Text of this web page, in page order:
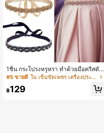
1ชิ้น กระโปรงหรูหรา ทำด้วยมือคริสตัล,
เข็มขัดเอวเจ้าสาว, เข็มขัดชุดสตรี, สไต
#5 ขายดี ใน เข็มขัดเพชร เครื่องประดับงานแต่งงาน
฿129